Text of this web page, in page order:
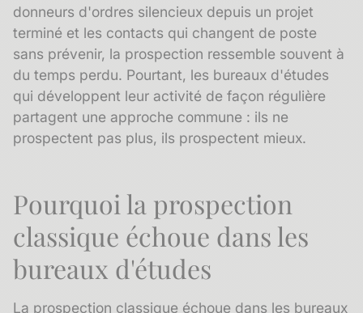
donneurs d'ordres silencieux depuis un projet
terminé et les contacts qui changent de poste
sans prévenir, la prospection ressemble souvent à
du temps perdu. Pourtant, les bureaux d'études
qui développent leur activité de façon régulière
partagent une approche commune : ils ne
prospectent pas plus, ils prospectent mieux.
Pourquoi la prospection
classique échoue dans les
bureaux d'études
La prospection classique échoue dans les bureaux